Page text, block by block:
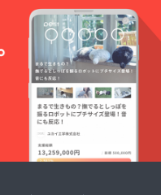
援プロ
グラム
の解説
(所要時
間90分)
につい
ては、
農園以
外の場
更いた
だくこ
とも可